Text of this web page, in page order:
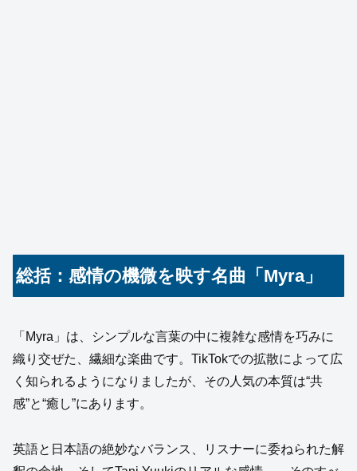
総括：感情の機微を映す名曲「Myra」
「Myra」は、シンプルな言葉の中に複雑な感情を巧みに
織り交ぜた、繊細な楽曲です。TikTokでの拡散によって広
く知られるようになりましたが、その人気の本質は“共
感”と“癒し”にあります。
英語と日本語の絶妙なバランス、リスナーに委ねられた解